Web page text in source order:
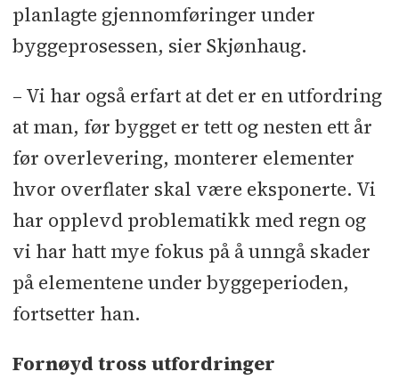
Byggvask: TGS Renholdl Løst
inventar: Input Interior EFG Norway
skjermer: Dokumentsenteret Hamar
(byggherreleveranse)
planlagte gjennomføringer under
byggeprosessen, sier Skjønhaug.
– Vi har også erfart at det er en utfordring
at man, før bygget er tett og nesten ett år
før overlevering, monterer elementer
hvor overflater skal være eksponerte. Vi
har opplevd problematikk med regn og
vi har hatt mye fokus på å unngå skader
på elementene under byggeperioden,
fortsetter han.
Fornøyd tross utfordringer